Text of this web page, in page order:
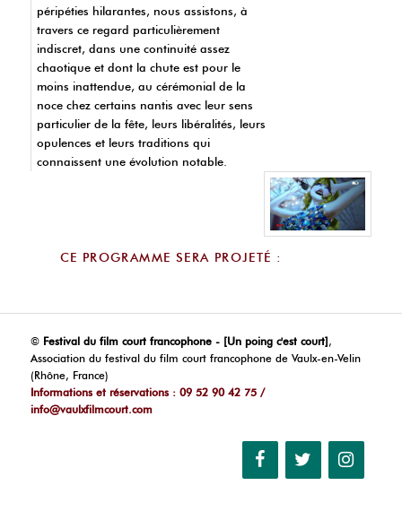
péripéties hilarantes, nous assistons, à
travers ce regard particulièrement
indiscret, dans une continuité assez
chaotique et dont la chute est pour le
moins inattendue, au cérémonial de la
noce chez certains nantis avec leur sens
particulier de la fête, leurs libéralités, leurs
opulences et leurs traditions qui
connaissent une évolution notable.
CE PROGRAMME SERA PROJETÉ :
© Festival du film court francophone - [Un poing c'est court],
Association du festival du film court francophone de Vaulx-en-Velin
(Rhône, France)
Informations et réservations : 09 52 90 42 75 /
info@vaulxfilmcourt.com